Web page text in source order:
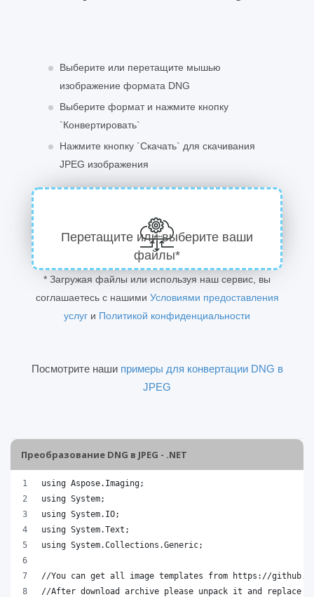
Выберите или перетащите мышью
изображение формата DNG
Выберите формат и нажмите кнопку
`Конвертировать`
Нажмите кнопку `Скачать` для скачивания
JPEG изображения
Перетащите или выберите ваши
файлы*
* Загружая файлы или используя наш сервис, вы
соглашаетесь с нашими Условиями предоставления
услуг и Политикой конфиденциальности
Посмотрите наши примеры для конвертации DNG в
JPEG
Преобразование DNG в JPEG - .NET